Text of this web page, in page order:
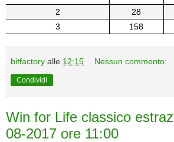
2
28
3
158
bitfactory alle 12:15 Nessun commento:
Condividi
Win for Life classico
08-2017 ore 11:00